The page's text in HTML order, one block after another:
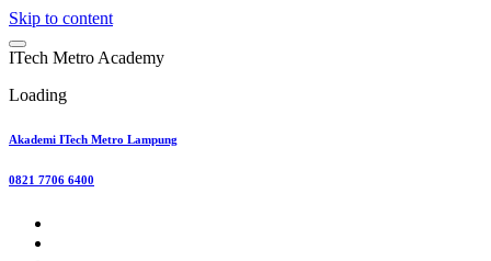
Skip to content
ITech Metro Academy
Loading
Akademi ITech Metro Lampung
0821 7706 6400